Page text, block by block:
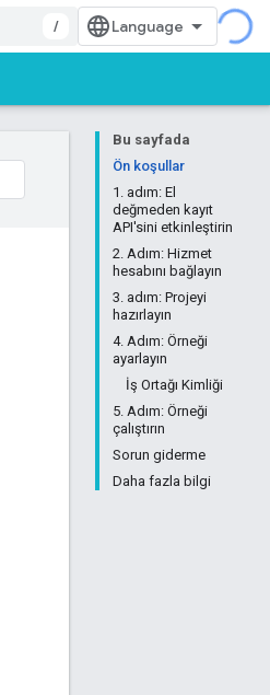
/
Bu sayfada
Ön koşullar
1. adım: El
değmeden kayıt
API'sini etkinleştirin
2. Adım: Hizmet
hesabını bağlayın
3. adım: Projeyi
hazırlayın
4. Adım: Örneği
ayarlayın
İş Ortağı Kimliği
5. Adım: Örneği
çalıştırın
Sorun giderme
Daha fazla bilgi